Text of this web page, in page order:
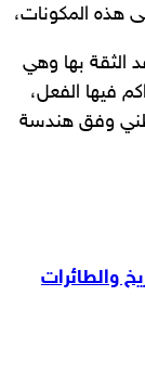
هذه المكونات،
الثقة بها وهي
فيها الفعل،
وفق هندسة
والطائرات